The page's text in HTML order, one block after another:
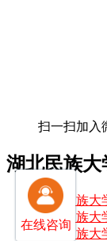
扫一扫加入
湖北民族大
湖北民族大
湖北民族大
湖北民族大
在线咨询